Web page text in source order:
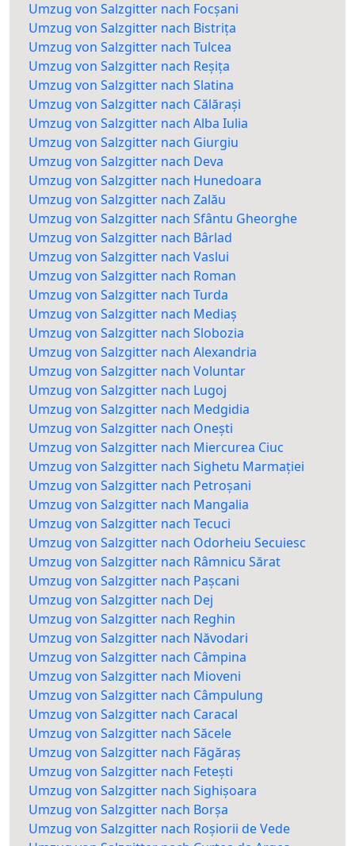
Umzug von Salzgitter nach Focșani
Umzug von Salzgitter nach Bistrița
Umzug von Salzgitter nach Tulcea
Umzug von Salzgitter nach Reșița
Umzug von Salzgitter nach Slatina
Umzug von Salzgitter nach Călărași
Umzug von Salzgitter nach Alba Iulia
Umzug von Salzgitter nach Giurgiu
Umzug von Salzgitter nach Deva
Umzug von Salzgitter nach Hunedoara
Umzug von Salzgitter nach Zalău
Umzug von Salzgitter nach Sfântu Gheorghe
Umzug von Salzgitter nach Bârlad
Umzug von Salzgitter nach Vaslui
Umzug von Salzgitter nach Roman
Umzug von Salzgitter nach Turda
Umzug von Salzgitter nach Mediaș
Umzug von Salzgitter nach Slobozia
Umzug von Salzgitter nach Alexandria
Umzug von Salzgitter nach Voluntar
Umzug von Salzgitter nach Lugoj
Umzug von Salzgitter nach Medgidia
Umzug von Salzgitter nach Onești
Umzug von Salzgitter nach Miercurea Ciuc
Umzug von Salzgitter nach Sighetu Marmației
Umzug von Salzgitter nach Petroșani
Umzug von Salzgitter nach Mangalia
Umzug von Salzgitter nach Tecuci
Umzug von Salzgitter nach Odorheiu Secuiesc
Umzug von Salzgitter nach Râmnicu Sărat
Umzug von Salzgitter nach Pașcani
Umzug von Salzgitter nach Dej
Umzug von Salzgitter nach Reghin
Umzug von Salzgitter nach Năvodari
Umzug von Salzgitter nach Câmpina
Umzug von Salzgitter nach Mioveni
Umzug von Salzgitter nach Câmpulung
Umzug von Salzgitter nach Caracal
Umzug von Salzgitter nach Săcele
Umzug von Salzgitter nach Făgăraș
Umzug von Salzgitter nach Fetești
Umzug von Salzgitter nach Sighișoara
Umzug von Salzgitter nach Borșa
Umzug von Salzgitter nach Roșiorii de Vede